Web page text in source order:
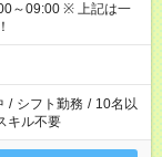
※ 上記は一
/ シフト勤務 / 10名以
キル不要